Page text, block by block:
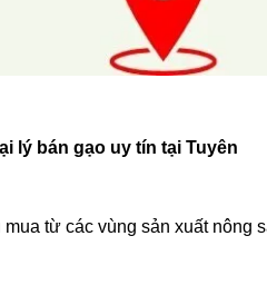
lý bán gạo uy tín tại Tuyên
từ các vùng sản xuất nông